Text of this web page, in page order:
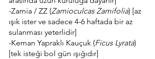
-Zamia / ZZ (Zamioculcas Zamifolia) [az
ışık ister ve sadece 4-6 haftada bir az
sulanması yeterlidir]
-Keman Yapraklı Kauçuk (Ficus Lyrata)
[tek isteği bol gün ışığıdır]